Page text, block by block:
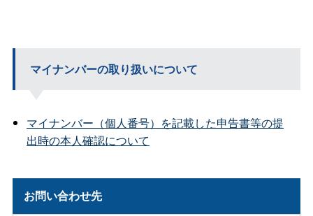
マイナンバーの取り扱いについて
マイナンバー（個人番号）を記載した申告書等の提
出時の本人確認について
お問い合わせ先